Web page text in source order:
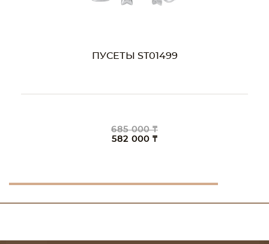
ПУСЕТЫ ST01499
685 000 ₸
582 000 ₸